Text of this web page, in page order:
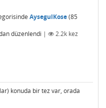
AysegulKose(85
düzenlendi | 2.2k kez
konuda bir tez var, orada